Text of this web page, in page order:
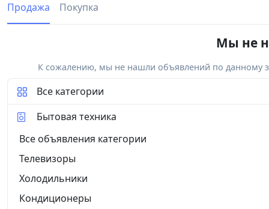
Продажа Покупка
Мы не
К сожалению, мы не нашли объявлений по данному
Все категории
Бытовая техника
Все объявления категории
Телевизоры
Холодильники
Кондиционеры